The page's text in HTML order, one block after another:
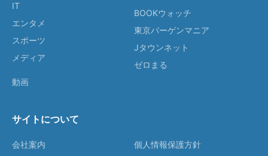
IT
エンタメ
スポーツ
メディア
動画
BOOKウォッチ
東京バーゲンマニア
Jタウンネット
ゼロまる
サイトについて
会社案内
個人情報保護方針